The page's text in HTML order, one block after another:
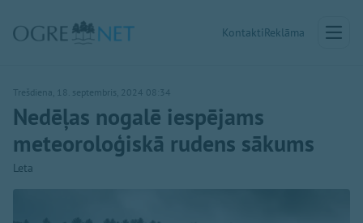
KontaktiReklāma
Trešdiena, 18. septembris, 2024 08:34
Nedēļas nogalē iespējams
meteoroloģiskā rudens sākums
Leta